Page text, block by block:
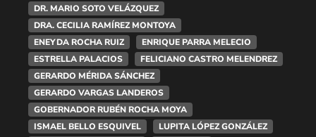
DR. MARIO SOTO VELÁZQUEZ
DRA. CECILIA RAMÍREZ MONTOYA
ENEYDA ROCHA RUIZ
ENRIQUE PARRA MELECIO
ESTRELLA PALACIOS
FELICIANO CASTRO MELENDREZ
GERARDO MÉRIDA SÁNCHEZ
GERARDO VARGAS LANDEROS
GOBERNADOR RUBÉN ROCHA MOYA
ISMAEL BELLO ESQUIVEL
LUPITA LÓPEZ GONZÁLEZ